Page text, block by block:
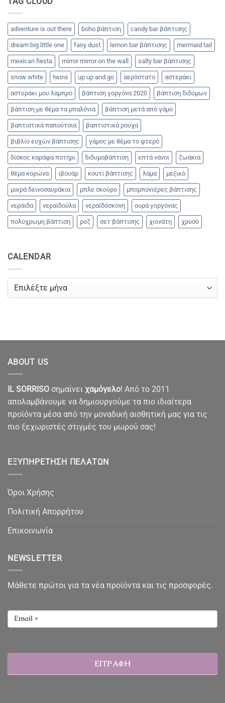
καρπούζι!!!
adventure is out there boho βάπτιση candy bar βάπτισης
dream big little one fairy dust lemon bar βάπτισης mermaid tail
mexican fiesta mirror mirror on the wall salty bar βάπτισης
snow white twins up up and go αερόστατο αστεράκι
αστεράκι μου λαμπρό βάπτιση γοργόνα 2020 βάπτιση διδύμων
βάπτιση με θέμα τα μπαλόνια βάπτιση μετά από γάμο
βαπτιστικά παπούτσια βαπτιστικά ρούχα
βιβλίο ευχών βάπτισης γάμος με θέμα το φτερό
δίσκος καράφα ποτήρι διδυμοβάπτιση επτά νάνοι ζωάκια
θέμα κορώνα ιβουάρ κουτί βάπτισης λάμα μεξικό
μικρά δεινοσαυράκια μπλε σκούρο μπομπονιέρες βάπτισης
νεράιδα νεραϊδούλα νεραϊδόσκονη ουρά γοργόνας
πολύχρωμη βάπτιση ροζ σετ βάπτισης χιονάτη χρυσό
CALENDAR
CALENDAR
ABOUT US
IL SORRISO σημαίνει χαμόγελο! Από το 2011
απολαμβάνουμε να δημιουργούμε τα πιο ιδιαίτερα
προϊόντα μέσα από την μοναδική αισθητική μας για τις
πιο ξεχωριστές στιγμές του μωρού σας!
ΕΞΥΠΗΡΈΤΗΣΗ ΠΕΛΑΤΏΝ
Όροι Χρήσης
Πολιτική Απορρήτου
Επικοινωνία
NEWSLETTER
Μάθετε πρώτοι για τα νέα προϊόντα και τις προσφορές.
NEWSLETTER
Email *
ΕΓΓΡΑΦΗ